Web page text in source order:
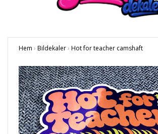
Hem › Bildekaler› Hot for teacher camshaft